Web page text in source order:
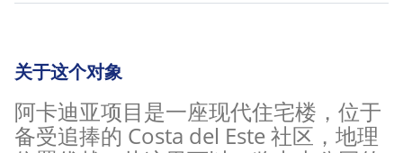
关于这个对象
阿卡迪亚项目是一座现代住宅楼，位于
备受追捧的 Costa del Este 社区，地理